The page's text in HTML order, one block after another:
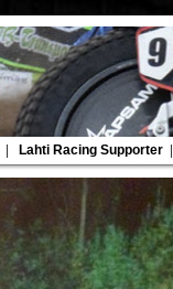
Lahti Racing Supporter